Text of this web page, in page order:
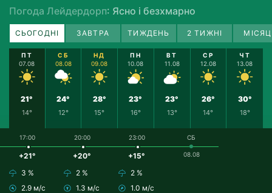
Погода Лейдердорп: Ясно і безхмарно
СЬОГОДНІ ЗАВТРА ТИЖДЕНЬ 2 ТИЖНІ
ПТ
07.08
21°
14°
СБ
08.08
24°
12°
НД
09.08
28°
15°
ПН
10.08
23°
16°
ВТ
11.08
23°
13°
СР
12.08
26°
14°
ЧТ
13.08
30°
18°
17:00
+21°
3 %
2.9 м/с
20:00
+20°
2 %
1.3 м/с
23:00
+15°
2 %
1.0 м/с
СБ
08.08